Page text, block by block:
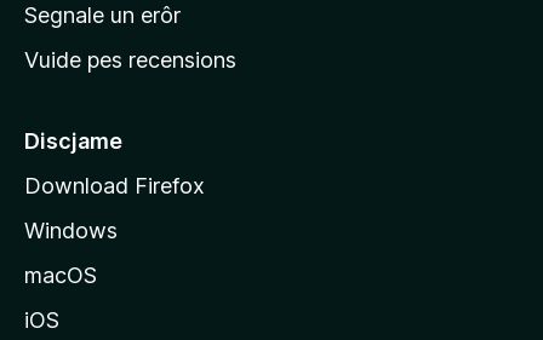
i
â
d
a
î
Segnale un erôr
Vuide pes recensions
Discjame
Download Firefox
Windows
macOS
iOS